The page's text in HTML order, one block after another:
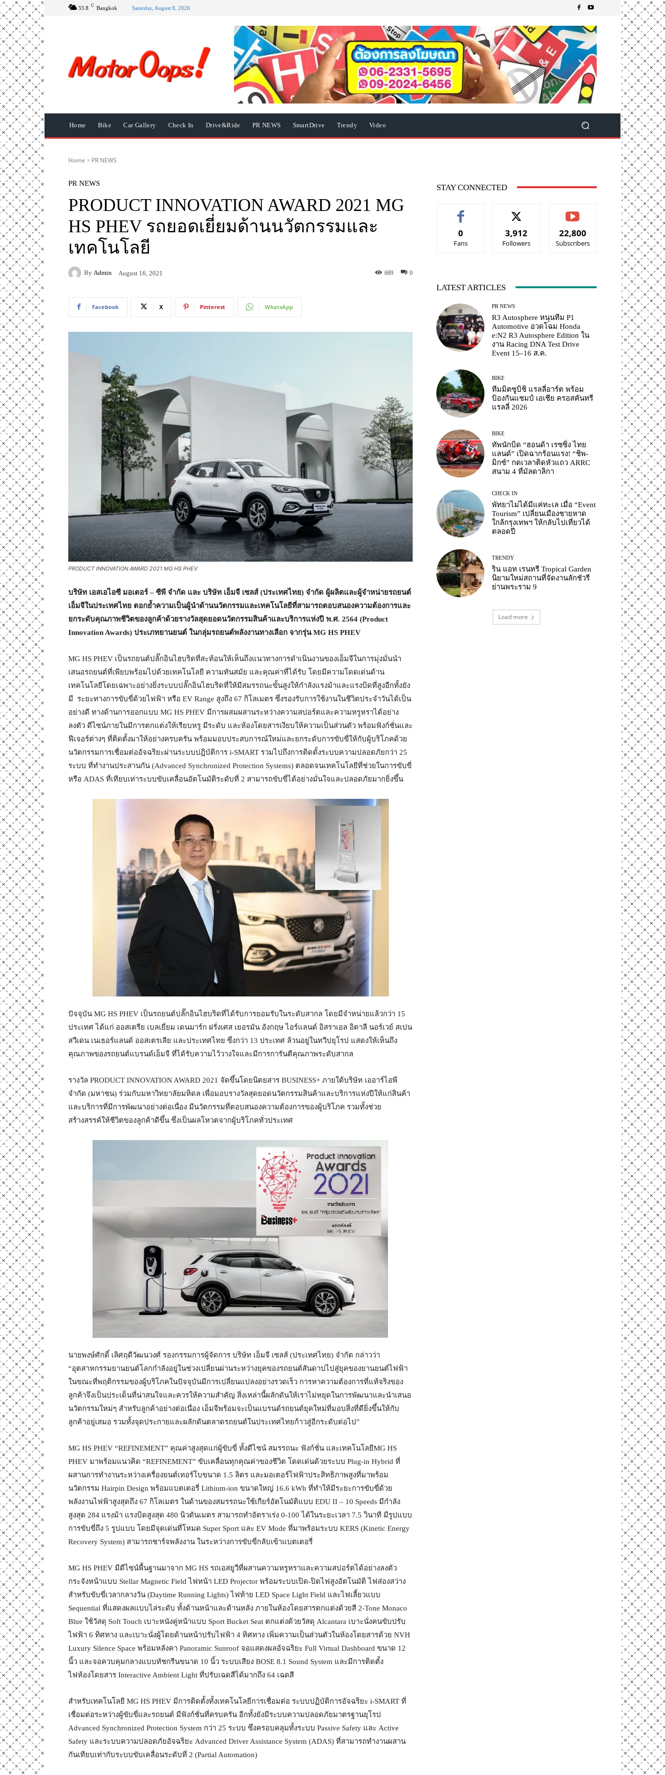
33.8 C Bangkok Saturday, August 8, 2026
Home Bike Car Gallery Check In Drive&Ride PR NEWS SmartDrive Trendy Video
Home PR NEWS
PR NEWS
PRODUCT INNOVATION AWARD 2021 MG
HS PHEV รถยอดเยี่ยมด้านนวัตกรรมและ
เทคโนโลยี
By Admin August 16, 2021 0
689
Facebook X Pinterest WhatsApp
PRODUCT INNOVATION AWARD 2021 MG HS PHEV
บริษัท เอสเอไอซี มอเตอร์– ซีพี จำกัด และ บริษัท เอ็มจี เซลส์ (ประเทศไทย) จำกัด ผู้ผลิตและผู้จำหน่ายรถยนต์
เอ็มจีในประเทศไทย ตอกย้ำความเป็นผู้นำด้านนวัตกรรมและเทคโนโลยีที่สามารถตอบสนองความต้องการและ
ยกระดับคุณภาพชีวิตของลูกค้าด้วยรางวัลสุดยอดนวัตกรรมสินค้าและบริการแห่งปี พ.ศ. 2564 (Product
Innovation Awards) ประเภทยานยนต์ ในกลุ่มรถยนต์พลังงานทางเลือก จากรุ่น MG HS PHEV
MG HS PHEV เป็นรถยนต์ปลั๊กอินไฮบริดที่สะท้อนให้เห็นถึงแนวทางการดำเนินงานของเอ็มจีในการมุ่งมั่นนำ
เสนอรถยนต์ที่เพียบพร้อมไปด้วยเทคโนโลยี ความทันสมัย และคุณค่าที่ได้รับ โดยมีความโดดเด่นด้าน
เทคโนโลยีโดยเฉพาะอย่างยิ่งระบบปลั๊กอินไฮบริดที่ให้มีสมรรถนะขั้นสูงให้กำลังแรงม้าและแรงบิดที่สูงอีกทั้งยัง
มี ระยะทางการขับขี่ด้วยไฟฟ้า หรือ EV Range สูงถึง 67 กิโลเมตร ซึ่งรองรับการใช้งานในชีวิตประจำวันได้เป็น
อย่างดี ทางด้านการออกแบบ MG HS PHEV มีการผสมผสานระหว่างความสปอร์ตและความหรูหราได้อย่าง
ลงตัว ดีไซน์ภายในมีการตกแต่งให้เรียบหรู มีระดับ และห้องโดยสารเงียบให้ความเป็นส่วนตัว พร้อมฟังก์ชั่นและ
ฟีเจอร์ต่างๆ ที่ติดตั้งมาให้อย่างครบครัน พร้อมมอบประสบการณ์ใหม่และยกระดับการขับขี่ให้กับผู้บริโภคด้วย
นวัตกรรมการเชื่อมต่ออัจฉริยะผ่านระบบปฎิบัติการ i-SMART รวมไปถึงการติดตั้งระบบความปลอดภัยกว่า 25
ระบบ ที่ทำงานประสานกัน (Advanced Synchronized Protection Systems) ตลอดจนเทคโนโลยีที่ช่วยในการขับขี่
หรือ ADAS ที่เทียบเท่าระบบขับเคลื่อนอัตโนมัติระดับที่ 2 สามารถขับขี่ได้อย่างมั่นใจและปลอดภัยมากยิ่งขึ้น
ปัจจุบัน MG HS PHEV เป็นรถยนต์ปลั๊กอินไฮบริดที่ได้รับการยอมรับในระดับสากล โดยมีจำหน่ายแล้วกว่า 15
ประเทศ ได้แก่ ออสเตรีย เบลเยี่ยม เดนมาร์ก ฝรั่งเศส เยอรมัน อังกฤษ ไอร์แลนด์ อิสราเอล อิตาลี นอร์เวย์ สเปน
สวีเดน เนเธอร์แลนด์ ออสเตรเลีย และประเทศไทย ซึ่งกว่า 13 ประเทศ ล้วนอยู่ในทวีปยุโรป แสดงให้เห็นถึง
คุณภาพของรถยนต์แบรนด์เอ็มจี ที่ได้รับความไว้วางใจและมีการการันตีคุณภาพระดับสากล
รางวัล PRODUCT INNOVATION AWARD 2021 จัดขึ้นโดยนิตยสาร BUSINESS+ ภายใต้บริษัท เออาร์ไอพี
จำกัด (มหาชน) ร่วมกับมหาวิทยาลัยมหิดล เพื่อมอบรางวัลสุดยอดนวัตกรรมสินค้าและบริการแห่งปีให้แก่สินค้า
และบริการที่มีการพัฒนาอย่างต่อเนื่อง มีนวัตกรรมที่ตอบสนองความต้องการของผู้บริโภค รวมทั้งช่วย
สร้างสรรค์ให้ชีวิตของลูกค้าดีขึ้น ซึ่งเป็นผลโหวตจากผู้บริโภคทั่วประเทศ
นายพงษ์ศักดิ์ เลิศฤดีวัฒนวงศ์ รองกรรมการผู้จัดการ บริษัท เอ็มจี เซลส์ (ประเทศไทย) จำกัด กล่าวว่า
“อุตสาหกรรมยานยนต์โลกกำลังอยู่ในช่วงเปลี่ยนผ่านระหว่างยุคของรถยนต์สันดาปไปสู่ยุคของยานยนต์ไฟฟ้า
ในขณะที่พฤติกรรมของผู้บริโภคในปัจจุบันมีการเปลี่ยนแปลงอย่างรวดเร็ว การหาความต้องการที่แท้จริงของ
ลูกค้าจึงเป็นประเด็นที่น่าสนใจและควรให้ความสำคัญ สิ่งเหล่านี้ผลักดันให้เราไม่หยุดในการพัฒนาและนำเสนอ
นวัตกรรมใหม่ๆ สำหรับลูกค้าอย่างต่อเนื่อง เอ็มจีพร้อมจะเป็นแบรนด์รถยนต์ยุคใหม่ที่มอบสิ่งที่ดียิ่งขึ้นให้กับ
ลูกค้าอยู่เสมอ รวมทั้งจุดประกายและผลักดันตลาดรถยนต์ในประเทศไทยก้าวสู่อีกระดับต่อไป”
MG HS PHEV “REFINEMENT” คุณค่าสูงสุดแก่ผู้ขับขี่ ทั้งดีไซน์ สมรรถนะ ฟังก์ชั่น และเทคโนโลยีMG HS
PHEV มาพร้อมแนวคิด “REFINEMENT” ขับเคลื่อนทุกคุณค่าของชีวิต โดดเด่นด้วยระบบ Plug-in Hybrid ที่
ผสานการทำงานระหว่างเครื่องยนต์เทอร์โบขนาด 1.5 ลิตร และมอเตอร์ไฟฟ้าประสิทธิภาพสูงที่มาพร้อม
นวัตกรรม Hairpin Design พร้อมแบตเตอรี่ Lithium-ion ขนาดใหญ่ 16.6 kWh ที่ทำให้มีระยะการขับขี่ด้วย
พลังงานไฟฟ้าสูงสุดถึง 67 กิโลเมตร ในด้านของสมรรถนะใช้เกียร์อัตโนมัติแบบ EDU II – 10 Speeds มีกำลัง
สูงสุด 284 แรงม้า แรงบิดสูงสุด 480 นิวตันเมตร สามารถทำอัตราเร่ง 0-100 ได้ในระยะเวลา 7.5 วินาที มีรูปแบบ
การขับขี่ถึง 5 รูปแบบ โดยมีจุดเด่นที่โหมด Super Sport และ EV Mode ที่มาพร้อมระบบ KERS (Kinetic Energy
Recovery System) สามารถชาร์จพลังงาน ในระหว่างการขับขี่กลับเข้าแบตเตอรี่
MG HS PHEV มีดีไซน์พื้นฐานมาจาก MG HS รถเอสยูวีที่ผสานความหรูหราและความสปอร์ตได้อย่างลงตัว
กระจังหน้าแบบ Stellar Magnetic Field ไฟหน้า LED Projector พร้อมระบบเปิด-ปิดไฟสูงอัตโนมัติ ไฟส่องสว่าง
สำหรับขับขี่เวลากลางวัน (Daytime Running Lights) ไฟท้าย LED Space Light Field และไฟเลี้ยวแบบ
Sequential ที่แสดงผลแบบไล่ระดับ ทั้งด้านหน้าและด้านหลัง ภายในห้องโดยสารตกแต่งด้วยสี 2-Tone Monaco
Blue ใช้วัสดุ Soft Touch เบาะหนังคู่หน้าแบบ Sport Bucket Seat ตกแต่งด้วยวัสดุ Alcantara เบาะนั่งคนขับปรับ
ไฟฟ้า 6 ทิศทาง และเบาะนั่งผู้โดยด้านหน้าปรับไฟฟ้า 4 ทิศทาง เพิ่มความเป็นส่วนตัวในห้องโดยสารด้วย NVH
Luxury Silence Space พร้อมหลังคา Panoramic Sunroof จอแสดงผลอัจฉริยะ Full Virtual Dashboard ขนาด 12
นิ้ว และจอควบคุมกลางแบบทัชกรีนขนาด 10 นิ้ว ระบบเสียง BOSE 8.1 Sound System และมีการติดตั้ง
ไฟห้องโดยสาร Interactive Ambient Light ที่ปรับเฉดสีได้มากถึง 64 เฉดสี
สำหรับเทคโนโลยี MG HS PHEV มีการติดตั้งทั้งเทคโนโลยีการเชื่อมต่อ ระบบปฏิบัติการอัจฉริยะ i-SMART ที่
เชื่อมต่อระหว่างผู้ขับขี่และรถยนต์ มีฟังก์ชั่นที่ครบครัน อีกทั้งยังมีระบบความปลอดภัยมาตรฐานยุโรป
Advanced Synchronized Protection System กว่า 25 ระบบ ซึ่งครอบคลุมทั้งระบบ Passive Safety และ Active
Safety และระบบความปลอดภัยอัจฉริยะ Advanced Driver Assistance System (ADAS) ที่สามารถทำงานผสาน
กันเทียบเท่ากับระบบขับเคลื่อนระดับที่ 2 (Partial Automation)
STAY CONNECTED
0
Fans
3,912
Followers
22,800
Subscribers
LATEST ARTICLES
PR NEWS
R3 Autosphere หนุนทีม P1
Automotive อวดโฉม Honda
e:N2 R3 Autosphere Edition ใน
งาน Racing DNA Test Drive
Event 15–16 ส.ค.
BIKE
ทีมมิตซูบิชิ แรลลี่อาร์ต พร้อม
ป้องกันแชมป์ เอเชีย ครอสคันทรี
แรลลี่ 2026
BIKE
ทัพนักบิด “ฮอนด้า เรซซิ่ง ไทย
แลนด์” เปิดฉากร้อนแรง! “ชิพ-
มิกซ์” กดเวลาติดหัวแถว ARRC
สนาม 4 ที่มัลดาลิกา
CHECK IN
พัทยาไม่ได้มีแค่ทะเล เมื่อ “Event
Tourism” เปลี่ยนเมืองชายหาด
ใกล้กรุงเทพฯ ให้กลับไปเที่ยวได้
ตลอดปี
TRENDY
ริน แอท เรนทรี Tropical Garden
นิยามใหม่สถานที่จัดงานลักชัวรี
ย่านพระราม 9
Load more